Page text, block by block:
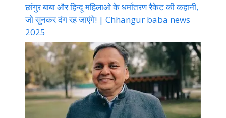
छांगुर बाबा और हिन्दू महिलाओ के धर्मांतरण रैकेट की कहानी,
जो सुनकर दंग रह जाएंगे! | Chhangur baba news
2025